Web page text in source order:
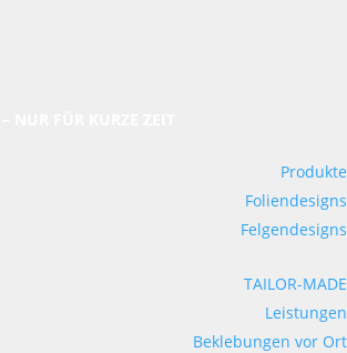
Produkte
Foliendesigns
Felgendesigns
TAILOR-MADE
Leistungen
Beklebungen vor Ort